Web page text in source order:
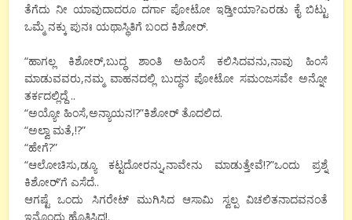
ತೆಗೆದು ನೀ ಯಾವುದಾದರೂ ದರ್ಗಾ ಪೋಟೋ ಇಡ್ತೀಯಾ?ಎರಡು ಕೈ ಬಿಟ್ಟು
ಒಮ್ಮೆ ನಕ್ಕು ಪುನಃ ಯಥಾಸ್ಥಿತಿಗೆ ಬಂದ ಕಿಶೋರ್.
“ಹಾಗಲ್ಲ ಕಿಶೋರ್,ಬುದ್ಧ ಶಾಂತಿ ಅಹಿಂಸೆ ಕಲಿಸಿದವನು,ನಾವು ಹಿಂಸೆ
ಮಾಡುವವರು,ನಮ್ಮ ವಾಹನದಲ್ಲಿ ಬುದ್ಧನ ಪೋಟೋ ಸಮಂಜಸವೇ ಅನ್ನೋ
ತರ್ಕದಲ್ಲಿದ್ದೆ ..
“ಅಯ್ಯೋ ಹಿಂಸೆ,ಅನ್ಯಾಯನ!?”ಕಿಶೋರ್ ತೊದಲಿದ.
“ಅಲ್ವಾ ಮತೆ,!?”
“ಹೇಗೆ?”
“ಆಲೋಚಿಸು,ಡ್ಯೂ ಕಟ್ಟದೋರನ್ನು,ನಾವೇನು ಮಾಡುತ್ತೇವೆ!?”ಒಂದು ಪ್ರಶ್ನೆ
ಕಿಶೋರ್’ಗೆ ಎಸೆದೆ..
ಆಗಷ್ಟೆ ಒಂದು ಸಿಗರೇಟ್ ಮುಗಿಸಿದ ಆಸಾಮಿ ಸ್ವಲ್ಪ ವಿಚಲಿತನಾದವನಂತೆ
ಇನ್ನೊಂದು ಹೊತ್ತಿಸಿದ!.